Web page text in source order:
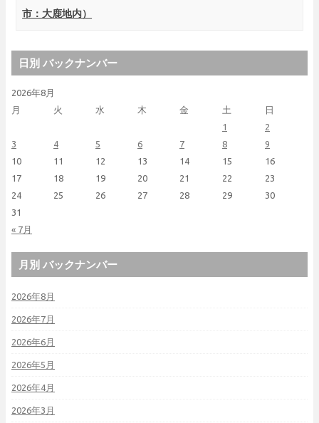
市：大鹿地内）
日別 バックナンバー
2026年8月
月
火 水 木 金 土 日
« 7月
1
2
3
4 5 6 7 8
9
10
11 12 13 14 15
16
17
18 19 20 21 22
23
24
25 26 27 28 29
30
31
月別 バックナンバー
2026年8月
2026年7月
2026年6月
2026年5月
2026年4月
2026年3月